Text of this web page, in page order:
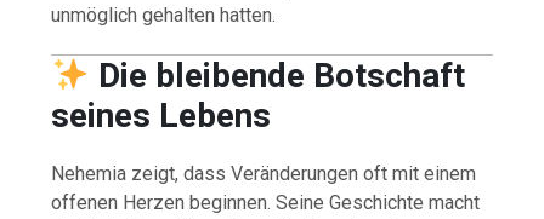
unmöglich gehalten hatten.
Die bleibende Botschaft
seines Lebens
Nehemia zeigt, dass Veränderungen oft mit einem
offenen Herzen beginnen. Seine Geschichte macht